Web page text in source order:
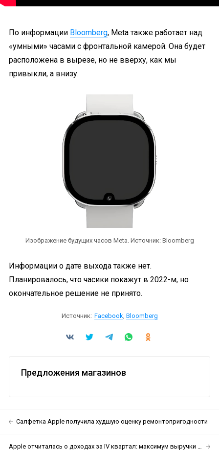
По информации Bloomberg, Meta также работает над
«умными» часами с фронтальной камерой. Она будет
расположена в вырезе, но не вверху, как мы
привыкли, а внизу.
Изображение будущих часов Meta. Источник: Bloomberg
Информации о дате выхода также нет.
Планировалось, что часики покажут в 2022-м, но
окончательное решение не принято.
Источник: Facebook, Bloomberg
Предложения магазинов
Салфетка Apple получила худшую оценку ремонтопригодности
Apple отчиталась о доходах за IV квартал: максимум выручки в категориях Mac и «Сервисы» за всю историю